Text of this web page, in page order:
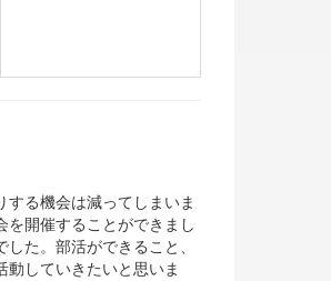
る機会は減ってしまいま
開催することができまし
た。部活ができること、
していきたいと思いま